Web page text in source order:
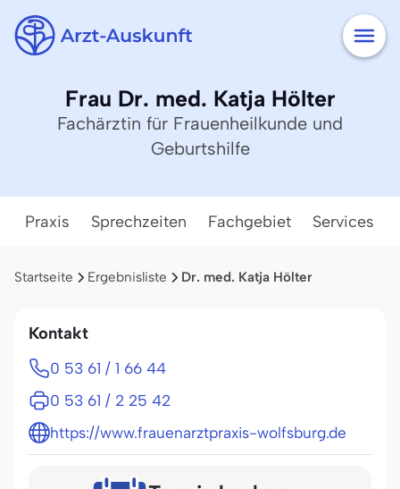
Frau Dr. med. Katja Hölter
Fachärztin für Frauenheilkunde und
Geburtshilfe
Praxis Sprechzeiten Fachgebiet Services
Startseite Ergebnisliste Dr. med. Katja Hölter
Kontakt
0 53 61 / 1 66 44
0 53 61 / 2 25 42
https://www.frauenarztpraxis-wolfsburg.de